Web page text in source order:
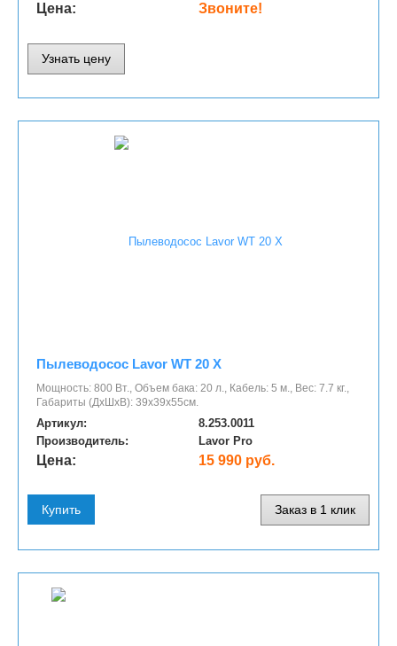
Цена: Звоните!
Узнать цену
Пылеводосос Lavor WT 20 X
Мощность: 800 Вт., Объем бака: 20 л., Кабель: 5 м., Вес: 7.7 кг.,
Габариты (ДхШхВ): 39х39х55см.
Артикул:
8.253.0011
Производитель:
Lavor Pro
Цена: 15 990 руб.
Купить Заказ в 1 клик